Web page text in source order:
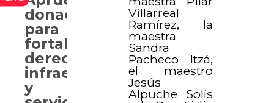
Villarreal
Ramírez, la
maestra
Sandra
Pacheco Itzá,
el maestro
Jesús
Alpuche Solís
donaciones
para
fortalecer
derechos,
infraestructura
y